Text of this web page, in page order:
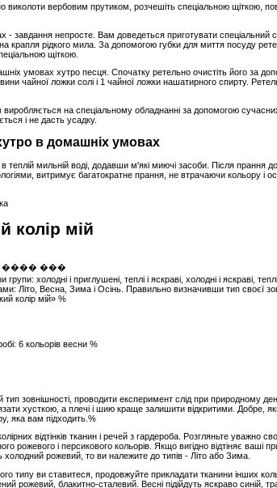
виколоти вербовим прутиком, розчешіть спеціальною щіткою,
завдання непросте. Вам доведеться приготувати спеціальний
крапля рідкого мила. За допомогою губки для миття посуду
щіткою.
умовах хутро песця. Спочатку ретельно очистіть його за
чайної ложки солі і 1 чайної ложки нашатирного спирту.
виробляється на спеціальному обладнанні за допомогою
і не дасть усадку.
в домашніх умовах
теплій мильній воді, додавши м'які миючі засоби. Після прання
витримує багатократне прання, не втрачаючи кольору
колір мій
холодні і приглушені, теплі і яскраві, холодні і яскраві,
Літо, Весна, Зима і Осінь. Правильно визначивши тип своєї
колір мій» %
6 кольорів весни %
зовнішності, проводити експеримент слід при природному
хусткою, а плечі і шию краще залишити відкритими. Добре,
яка вам підходить.%
відтінків тканин і речей з гардероба. Розгляньте уважно
рожевого і персикового кольорів. Якщо вигідно відтіняє ваші
рожевий, то ви належите до типів - Літо або Зима.
типу ви ставитеся, продовжуйте прикладати тканини інших
рожевий, блакитно-сталевий. Весні підійдуть яскраво синій,